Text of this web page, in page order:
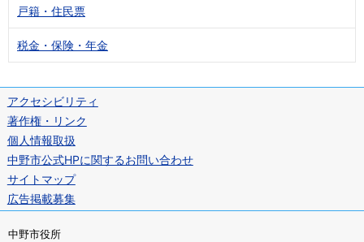
戸籍・住民票
税金・保険・年金
アクセシビリティ
著作権・リンク
個人情報取扱
中野市公式HPに関するお問い合わせ
サイトマップ
広告掲載募集
中野市役所